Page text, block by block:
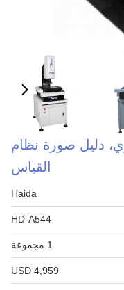
دليل صورة نظام
القياس
Haida
HD-A544
1 مجموعة
USD 4,959